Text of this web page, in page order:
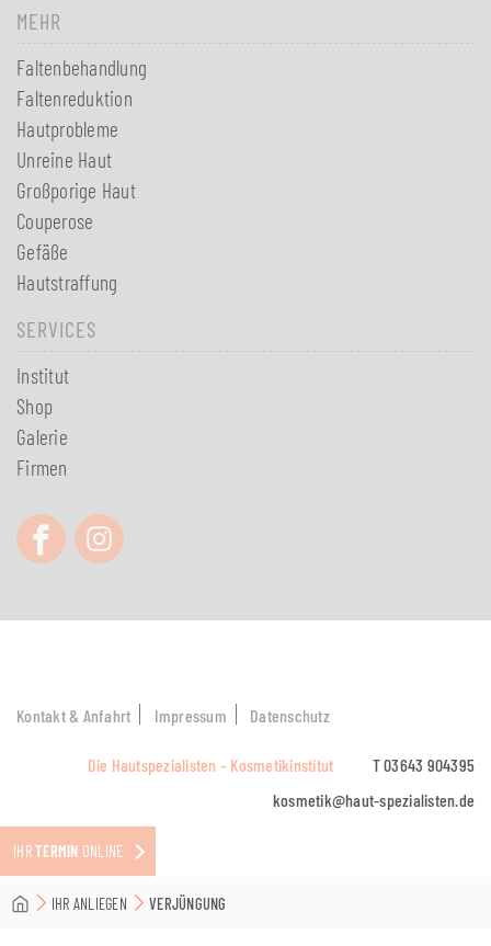
MEHR
Faltenbehandlung
Faltenreduktion
Hautprobleme
Unreine Haut
Großporige Haut
Couperose
Gefäße
Hautstraffung
SERVICES
Institut
Shop
Galerie
Firmen
Kontakt & Anfahrt Impressum Datenschutz
Die Hautspezialisten – Kosmetikinstitut
T 03643 904395
kosmetik@haut-spezialisten.de
IHRTERMIN ONLINE
IHR ANLIEGEN VERJÜNGUNG